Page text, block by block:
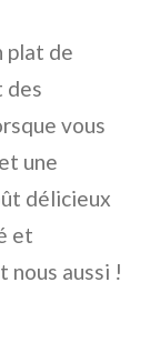
plat de
des
vous
une
délicieux
et
nous aussi !